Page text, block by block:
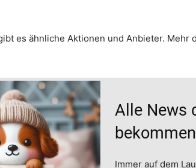
es ähnliche Aktionen und Anbieter. Mehr
Alle News
bekommen
Immer auf dem